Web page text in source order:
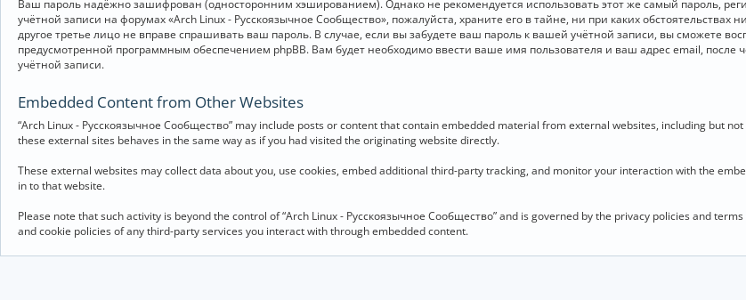
Ваш пароль надёжно зашифрован (односторонним хэшированием). Однако не рекомендуется использовать этот же самый пароль,
учётной записи на форумах «Arch Linux - Русскоязычное Сообщество», пожалуйста, храните его в тайне, ни при каких
другое третье лицо не вправе спрашивать ваш пароль. В случае, если вы забудете ваш пароль к вашей учётной записи, вы сможете
предусмотренной программным обеспечением phpBB. Вам будет необходимо ввести ваше имя пользователя и ваш адрес email,
учётной записи.
Embedded Content from Other Websites
“Arch Linux - Русскоязычное Сообщество” may include posts or content that contain embedded material from external websites, including but
these external sites behaves in the same way as if you had visited the originating website directly.
These external websites may collect data about you, use cookies, embed additional third-party tracking, and monitor your interaction with the
in to that website.
Please note that such activity is beyond the control of “Arch Linux - Русскоязычное Сообщество” and is governed by the privacy policies and
and cookie policies of any third-party services you interact with through embedded content.